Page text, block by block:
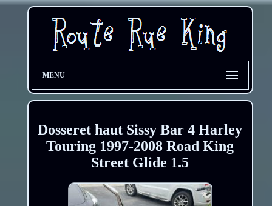
MENU
Dosseret haut Sissy Bar 4 Harley
Touring 1997-2008 Road King
Street Glide 1.5